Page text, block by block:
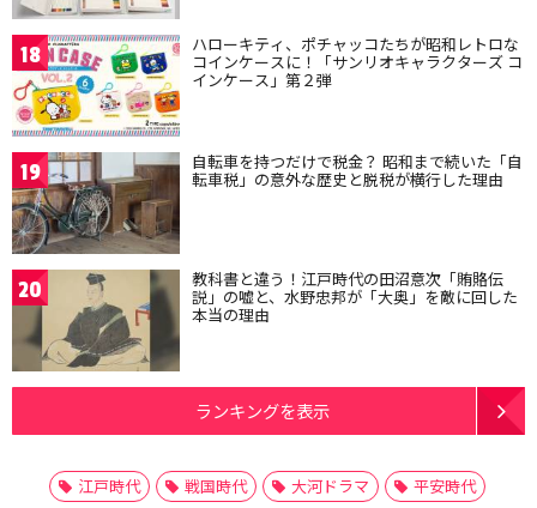
18 ハローキティ、ポチャッコたちが昭和レトロな
コインケースに！「サンリオキャラクターズ コ
インケース」第２弾
19 自転車を持つだけで税金？ 昭和まで続いた「自
転車税」の意外な歴史と脱税が横行した理由
20 教科書と違う！江戸時代の田沼意次「賄賂伝
説」の嘘と、水野忠邦が「大奥」を敵に回した
本当の理由
ランキングを表示
江戸時代 戦国時代 大河ドラマ
平安時代